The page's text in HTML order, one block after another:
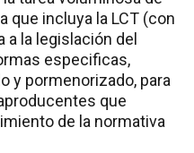
que incluya la LCT (con
la legislación del
especificas,
y pormenorizado, para
que
de la normativa